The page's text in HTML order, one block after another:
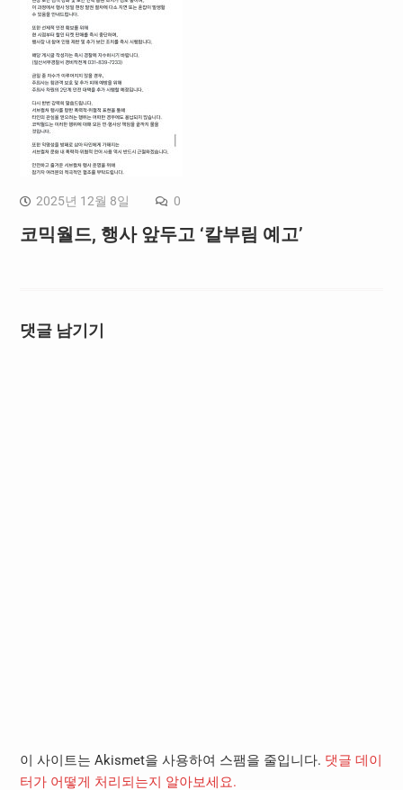
2025년 12월 8일 0
코믹월드, 행사 앞두고 ‘칼부림 예고’
댓글 남기기
이 사이트는 Akismet을 사용하여 스팸을 줄입니다. 댓글 데이
터가 어떻게 처리되는지 알아보세요.